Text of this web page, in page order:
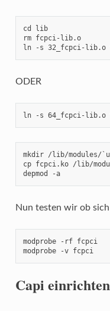
cd lib
rm fcpci-lib.o
ln -s 32_fcpci-
ODER
ln -s 64_fcpci-
mkdir /lib/modules/
cp fcpci.ko /lib/
depmod -a
Nun testen wir ob
modprobe -rf fcpci
modprobe -v fcpci
Capi einrichten